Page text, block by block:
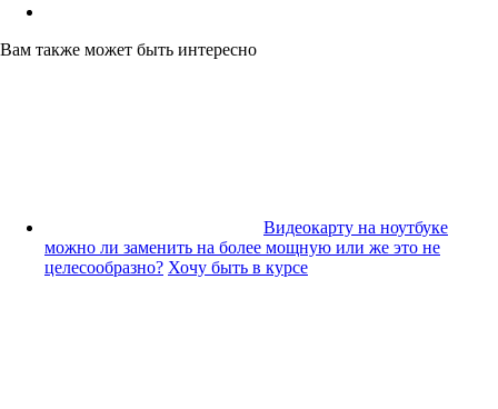
Вам также может быть интересно
Видеокарту на ноутбуке
можно ли заменить на более мощную или же это не
целесообразно? Хочу быть в курсе